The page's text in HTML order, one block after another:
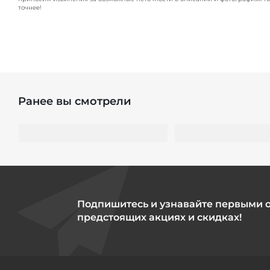
точнее!
Ранее вы смотрели
Подпишитесь и узнавайте первыми
предстоящих акциях и скидках!